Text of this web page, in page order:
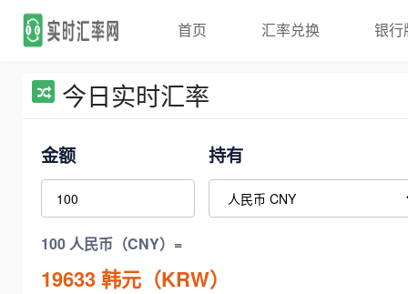
首页 汇率兑换 银行
今日实时汇率
金额 持有
100 人民币（CNY）=
19633韩元（KRW）